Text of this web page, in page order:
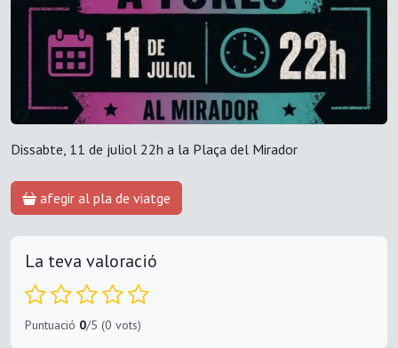
Dissabte, 11 de juliol 22h a la Plaça del Mirador
afegir al pla de viatge
La teva valoració
Puntuació 0/5 (0 vots)